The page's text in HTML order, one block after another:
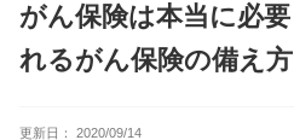
がん保険は本当に必
れるがん保険の備え
更新日： 2020/09/14